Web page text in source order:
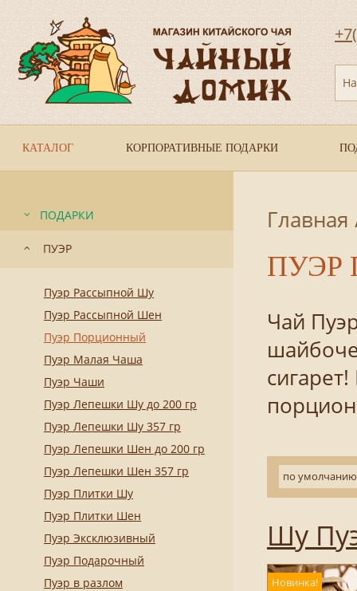
КАТАЛОГ КОРПОРАТИВНЫЕ ПОДАРКИ
ПОДАРКИ
ПУЭР
Пуэр Рассыпной Шу
Пуэр Рассыпной Шен
Пуэр Порционный
Пуэр Малая Чаша
Пуэр Чаши
Пуэр Лепешки Шу до 200 гр
Пуэр Лепешки Шу 357 гр
Пуэр Лепешки Шен до 200 гр
Пуэр Лепешки Шен 357 гр
Пуэр Плитки Шу
Пуэр Плитки Шен
Пуэр Эксклюзивный
Пуэр Подарочный
Пуэр в разлом
Главная
ПУЭР
Чай
по умолчанию
Шу
Новинка!